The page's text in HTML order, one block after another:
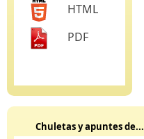
HTML
PDF
Chuletas y apuntes de...